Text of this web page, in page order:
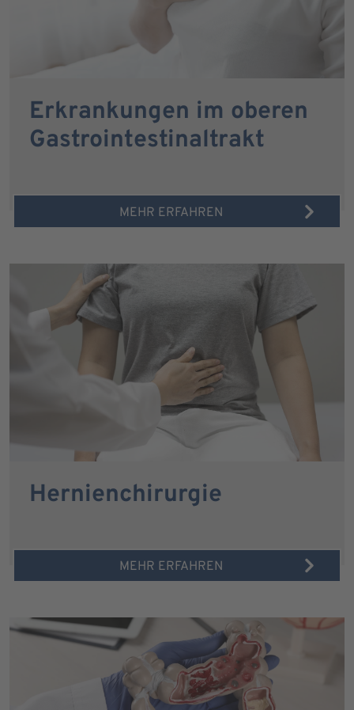
Erkrankungen im oberen
Gastrointestinaltrakt
MEHR ERFAHREN
Hernienchirurgie
MEHR ERFAHREN